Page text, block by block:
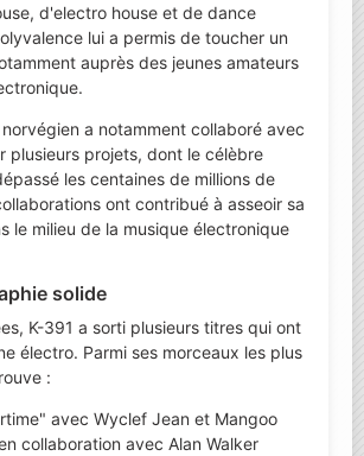
d'electro house et de dance
lui a permis de toucher un
auprès des jeunes amateurs
a notamment collaboré avec
plusieurs projets, dont le célèbre
les centaines de millions de
ont contribué à asseoir sa
le milieu de la musique électronique
solide
K-391 a sorti plusieurs titres qui ont
électro. Parmi ses morceaux les plus
:
avec Wyclef Jean et Mangoo
collaboration avec Alan Walker